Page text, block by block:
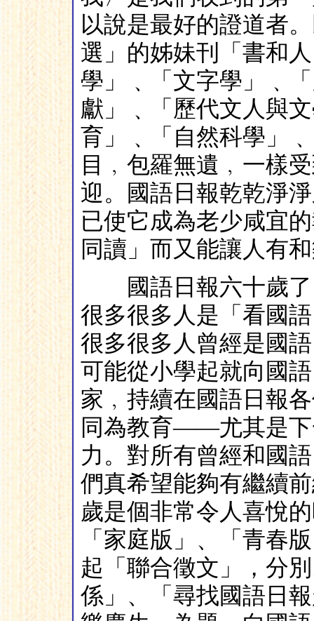
以說是最好的證道者
選」的姊妹刊「書和
學」﹑「文字學」﹑
獻」﹑「歷代文人與
育」﹑「自然科學」
目﹐包羅無遺﹐一樣
迎。國語日報乾乾淨
已使它成為老少咸宜
同讀」而又能讓人有
國語日報六十歲了
很多很多人是「看國
很多很多人曾經是國
可能從小學起就向國
家﹐持續在國語日報
同為教育——尤其是
力。對所有曾經和國
們真希望能夠有繼續
歲是個非常令人喜悅
「家庭版」、「青春
起「聯合徵文」，分
係」、「尋找國語日